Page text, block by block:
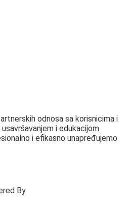
odnosa sa korisnicima i
i edukacijom
i efikasno unapređujemo
By